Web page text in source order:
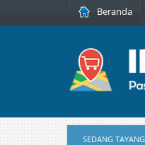
Beranda
SEDANG TAYANG